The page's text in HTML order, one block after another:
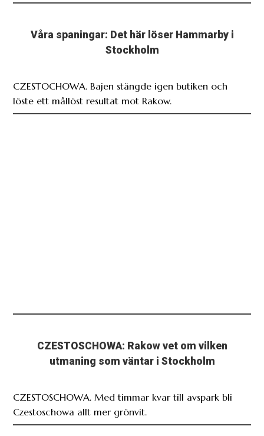
Våra spaningar: Det här löser Hammarby i
Stockholm
CZESTOCHOWA. Bajen stängde igen butiken och
löste ett mållöst resultat mot Rakow.
CZESTOSCHOWA: Rakow vet om vilken
utmaning som väntar i Stockholm
CZESTOSCHOWA. Med timmar kvar till avspark bli
Czestoschowa allt mer grönvit.